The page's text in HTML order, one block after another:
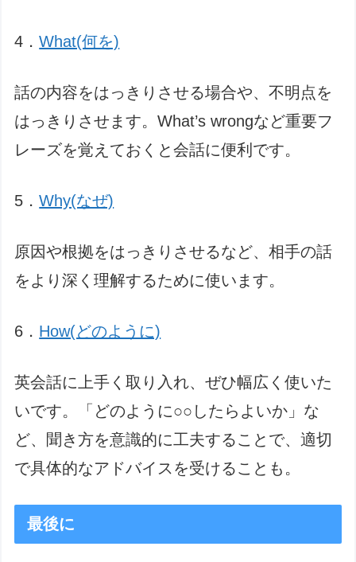
4．What(何を)
話の内容をはっきりさせる場合や、不明点を
はっきりさせます。What’s wrongなど重要フ
レーズを覚えておくと会話に便利です。
5．Why(なぜ)
原因や根拠をはっきりさせるなど、相手の話
をより深く理解するために使います。
6． How(どのように)
英会話に上手く取り入れ、ぜひ幅広く使いた
いです。「どのように○○したらよいか」な
ど、聞き方を意識的に工夫することで、適切
で具体的なアドバイスを受けることも。
最後に